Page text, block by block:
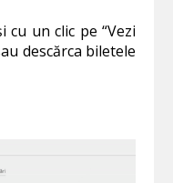
cu un clic pe “Vezi
descărca biletele